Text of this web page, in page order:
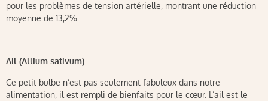
pour les problèmes de tension artérielle, montrant une réduction
moyenne de 13,2%.
Ail (Allium sativum)
Ce petit bulbe n’est pas seulement fabuleux dans notre
alimentation, il est rempli de bienfaits pour le cœur. L’ail est le